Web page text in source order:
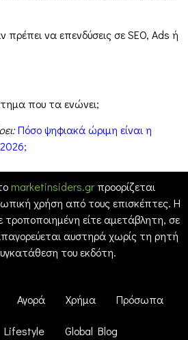
πρέπει να επενδύσεις σε SEO, Ads ή
που τα ενώνει;
Πόσο ψηφιακά ώριμη είναι η
marketinsiders.grπροορίζεται
χρήση από τους επισκέπτες. Η
τροποποιημένη είτε αμετάβλητη, σε
αυστηρά χωρίς τη ρητή
του εκδότη.
Αγορά Χρήμα Πρόσωπα
Lifestyle Global Blog